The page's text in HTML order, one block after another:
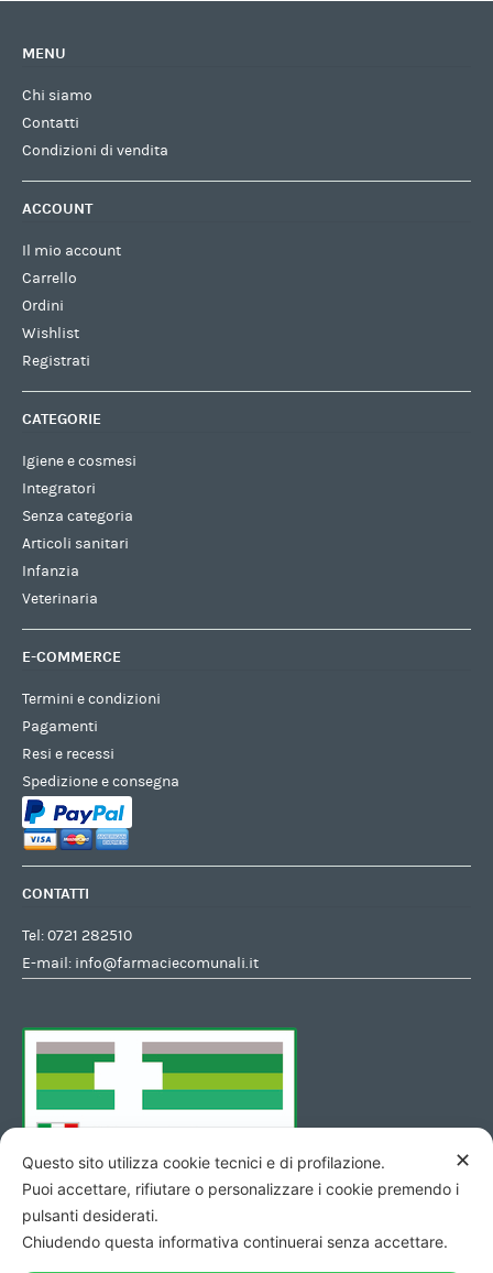
MENU
Chi siamo
Contatti
Condizioni di vendita
ACCOUNT
Il mio account
Carrello
Ordini
Wishlist
Registrati
CATEGORIE
Igiene e cosmesi
Integratori
Senza categoria
Articoli sanitari
Infanzia
Veterinaria
E-COMMERCE
Termini e condizioni
Pagamenti
Resi e recessi
Spedizione e consegna
CONTATTI
Tel:0721 282510
E-mail: info@farmaciecomunali.it
✕
Questo sito utilizza cookie tecnici e di profilazione.
Puoi accettare, rifiutare o personalizzare i cookie premendo i
pulsanti desiderati.
Chiudendo questa informativa continuerai senza accettare.